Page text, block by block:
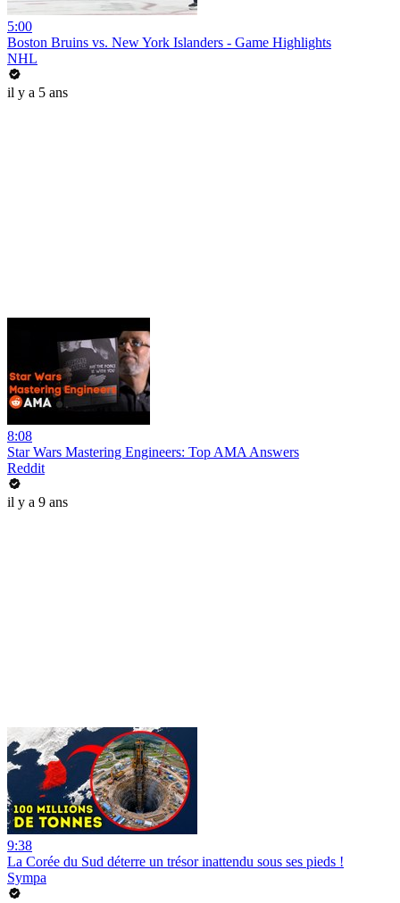
5:00
Boston Bruins vs. New York Islanders - Game Highlights
NHL
il y a 5 ans
8:08
Star Wars Mastering Engineers: Top AMA Answers
Reddit
il y a 9 ans
9:38
La Corée du Sud déterre un trésor inattendu sous ses pieds !
Sympa